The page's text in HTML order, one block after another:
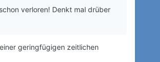
verloren! Denkt mal drüber
geringfügigen zeitlichen